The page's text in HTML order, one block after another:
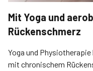
Mit Yoga und
Rückenschmerz
Yoga und
mit chronischem